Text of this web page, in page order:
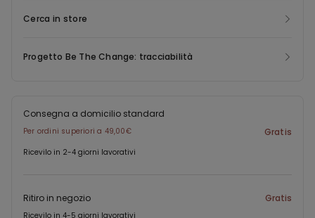
Cerca in store
Progetto Be The Change: tracciabilità
Consegna a domicilio standard
Per ordini superiori a 49,00€ Gratis
Ricevilo in 2-4 giorni lavorativi
Ritiro in negozio Gratis
Ricevilo in 4-5 giorni lavorativi